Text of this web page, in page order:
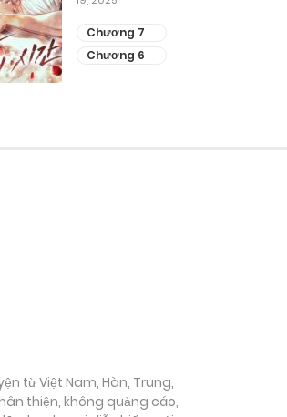
Chương 7
Chương 6
từ Việt Nam, Hàn, Trung,
thiện, không quảng cáo,